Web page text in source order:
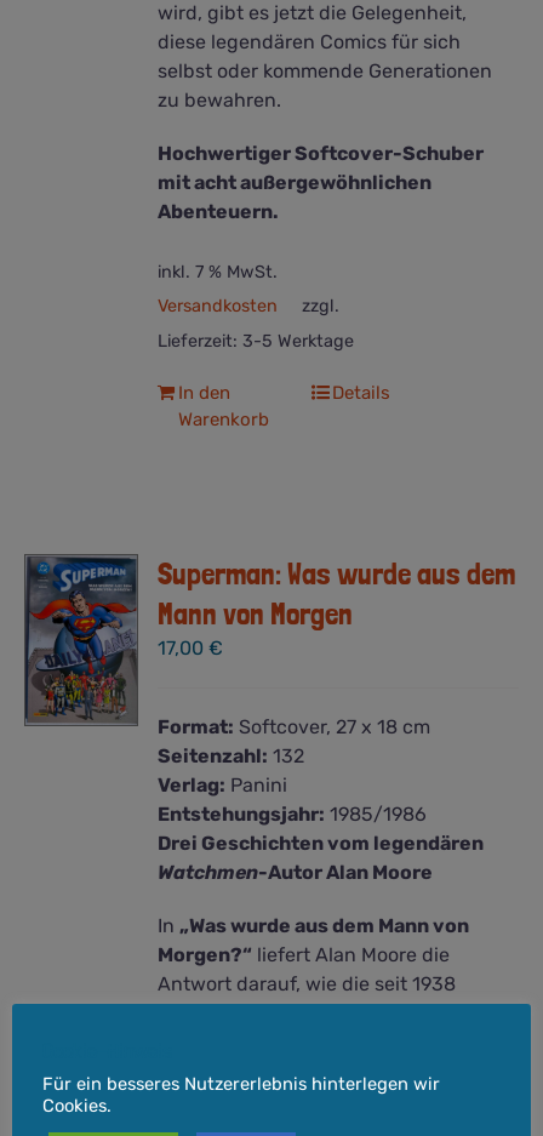
wird, gibt es jetzt die Gelegenheit,
diese legendären Comics für sich
selbst oder kommende Generationen
zu bewahren.
Hochwertiger Softcover-Schuber
mit acht außergewöhnlichen
Abenteuern.
inkl. 7 % MwSt.
zzgl.
Versandkosten
Lieferzeit: 3-5 Werktage
In den
Warenkorb
Details
Superman: Was wurde aus dem
Mann von Morgen
17,00€
Format: Softcover, 27 x 18 cm
Seitenzahl: 132
Verlag: Panini
Entstehungsjahr: 1985/1986
Drei Geschichten vom legendären
Watchmen-Autor Alan Moore
In„Was wurde aus dem Mann von
Morgen?“ liefert Alan Moore die
Antwort darauf, wie die seit 1938
zwei weitere Klassiker.
Für ein besseres Nutzererlebnis hinterlegen wir
Cookies.